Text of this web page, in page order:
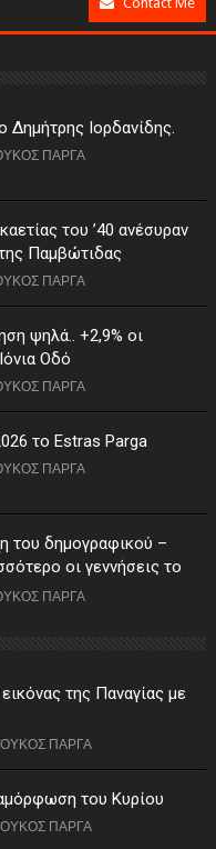
Ιορδανίδης.
ΠΑΡΓΑ
του ’40 ανέσυραν
Παμβώτιδας
ΠΑΡΓΑ
ψηλά.. +2,9% οι
Οδό
ΠΑΡΓΑ
το Estras Parga
ΠΑΡΓΑ
του δημογραφικού –
οι γεννήσεις το
ΠΑΡΓΑ
της Παναγίας με
ΠΑΡΓΑ
του Κυρίου
ΠΑΡΓΑ